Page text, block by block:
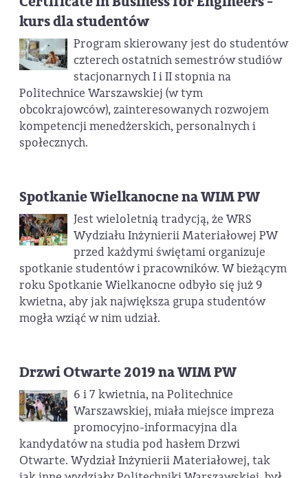
kurs dla studentów
Program skierowany jest do studentów
czterech ostatnich semestrów studiów
stacjonarnych I i II stopnia na
Politechnice Warszawskiej (w tym
obcokrajowców), zainteresowanych rozwojem
kompetencji menedżerskich, personalnych i
społecznych.
Spotkanie Wielkanocne na WIM PW
Jest wieloletnią tradycją, że WRS
Wydziału Inżynierii Materiałowej PW
przed każdymi świętami organizuje
spotkanie studentów i pracowników. W bieżącym
roku Spotkanie Wielkanocne odbyło się już 9
kwietna, aby jak największa grupa studentów
mogła wziąć w nim udział.
Drzwi Otwarte 2019 na WIM PW
6 i 7 kwietnia, na Politechnice
Warszawskiej, miała miejsce impreza
promocyjno-informacyjna dla
kandydatów na studia pod hasłem Drzwi
Otwarte. Wydział Inżynierii Materiałowej, tak